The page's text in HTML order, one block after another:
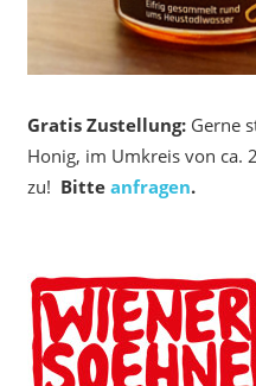
Gratis Zustellung:Gerne
Honig, im Umkreis von ca.
zu! Bitte anfragen.